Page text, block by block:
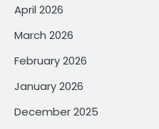
April 2026
March 2026
February 2026
January 2026
December 2025